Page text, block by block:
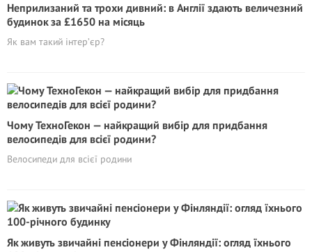
Неприлизаний та трохи дивний: в Англії здають величезний
будинок за £1650 на місяць
Як вам такий інтер’єр?
Чому ТехноГекон — найкращий вибір для придбання
велосипедів для всієї родини?
Велосипеди для всієї родини
Як живуть звичайні пенсіонери у Фінляндії: огляд їхнього